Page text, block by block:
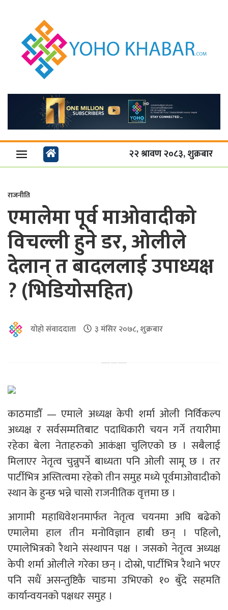
२२ श्रावण २०८३, शुक्रबार
राजनीति
एमालेमा पूर्व माओवादीको
विचल्ली हुने डर, ओलीले
देलान् त बादललाई उपाध्यक्ष
? (भिडियोसहित)
योहो संवाददाता ३ मंसिर २०७८, शुक्रबार
काठमाडौँ — एमाले अध्यक्ष केपी शर्मा ओली निर्विकल्प
अध्यक्ष र सर्वसम्मतिबाट पदाधिकारी चयन गर्ने तयारीमा
रहेका बेला नेताहरुको आकंक्षा चुलिएको छ । सबैलाई
मिलाएर नेतृत्व चुन्नुपर्ने बाध्यता पनि ओली सामू छ । तर
पार्टीभित्र अस्तित्वमा रहेको तीन समुह मध्ये पूर्वमाओवादीको
स्थान के हुन्छ भन्ने चासो राजनीतिक वृत्तमा छ ।
आगामी महाधिवेशनमार्फत नेतृत्व चयनमा अघि बढेको
एमालेमा हाल तीन मनोविज्ञान हाबी छन् । पहिलो,
एमालेभित्रको रैथाने संस्थापन पक्ष । जसको नेतृत्व अध्यक्ष
केपी शर्मा ओलीले गरेका छन् । दोस्रो, पार्टीभित्र रैथाने भएर
पनि सधैं असन्तुष्टिकै चाङमा उभिएको १० बुँदे सहमति
कार्यान्वयनको पक्षधर समुह ।